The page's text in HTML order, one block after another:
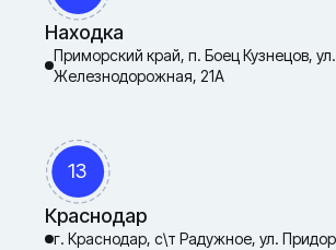
Находка
Приморский край, п. Боец Кузнецов, ул.
Железнодорожная, 21А
13
Краснодар
г. Краснодар, с\т Радужное, ул.